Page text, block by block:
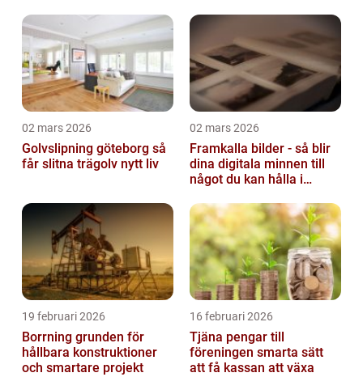
02 mars 2026
Golvslipning göteborg så
får slitna trägolv nytt liv
02 mars 2026
Framkalla bilder - så blir
dina digitala minnen till
något du kan hålla i
19 februari 2026
Borrning grunden för
hållbara konstruktioner
och smartare projekt
16 februari 2026
Tjäna pengar till
föreningen smarta sätt
att få kassan att växa